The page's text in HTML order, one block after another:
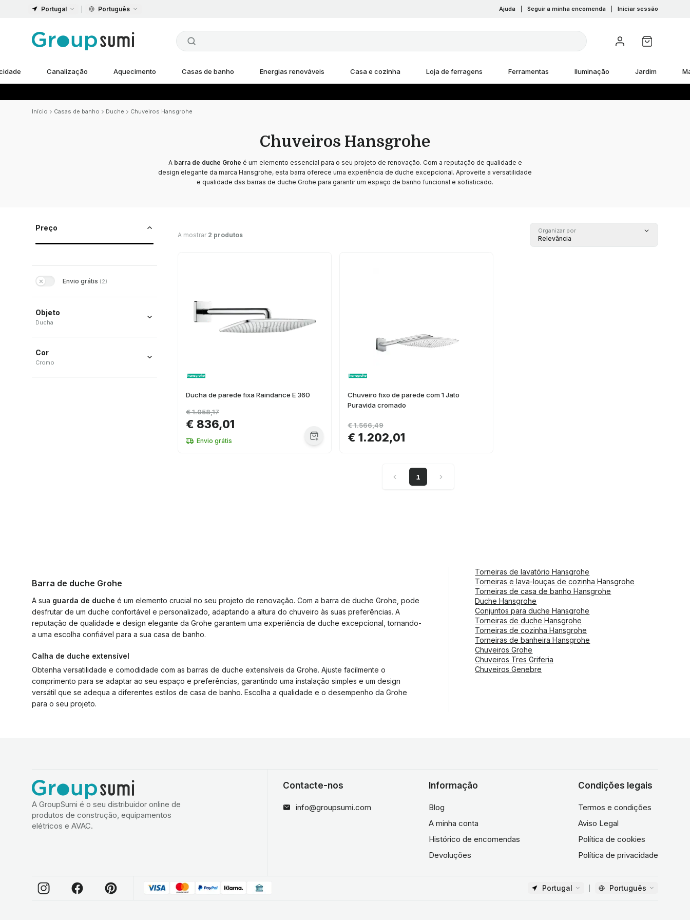
Portugal Português Ajuda Seguir a minha encomenda Iniciar sessão
Canalização Aquecimento Casas de banho Energias renováveis Casa e cozinha Loja de ferragens Ferramentas Iluminação Jardim
Início Casas de banho Duche Chuveiros Hansgrohe
Chuveiros Hansgrohe
A barra de duche Grohe é um elemento essencial para o seu projeto de renovação. Com a reputação de qualidade e
design elegante da marca Hansgrohe, esta barra oferece uma experiência de duche excepcional. Aproveite a versatilidade
e qualidade das barras de duche Grohe para garantir um espaço de banho funcional e sofisticado.
Preço
Envio grátis (2)
Objeto
Ducha
Cor
Cromo
A mostrar 2 produtos
Organizar por
Relevância
Ducha de parede fixa Raindance E 360
€ 836,01
€ 1.058,17
Envio grátis
Chuveiro fixo de parede com 1 Jato
Puravida cromado
€ 1.202,01
€ 1.566,49
1
Barra de duche Grohe
A sua guarda de duche é um elemento crucial no seu projeto de renovação. Com a barra de duche Grohe, pode
desfrutar de um duche confortável e personalizado, adaptando a altura do chuveiro às suas preferências. A
reputação de qualidade e design elegante da Grohe garantem uma experiência de duche excepcional, tornando-
a uma escolha confiável para a sua casa de banho.
Calha de duche extensível
Obtenha versatilidade e comodidade com as barras de duche extensíveis da Grohe. Ajuste facilmente o
comprimento para se adaptar ao seu espaço e preferências, garantindo uma instalação simples e um design
versátil que se adequa a diferentes estilos de casa de banho. Escolha a qualidade e o desempenho da Grohe
para o seu projeto.
Torneiras de lavatório Hansgrohe
Torneiras e lava-louças de cozinha Hansgrohe
Torneiras de casa de banho Hansgrohe
Duche Hansgrohe
Conjuntos para duche Hansgrohe
Torneiras de duche Hansgrohe
Torneiras de cozinha Hansgrohe
Torneiras de banheira Hansgrohe
Chuveiros Grohe
Chuveiros Tres Griferia
Chuveiros Genebre
A GroupSumi é o seu distribuidor online de
produtos de construção, equipamentos
elétricos e AVAC.
Contacte-nos
info@groupsumi.com
Informação
Blog
A minha conta
Histórico de encomendas
Devoluções
Condições legais
Termos e condições
Aviso Legal
Política de cookies
Política de privacidade
Portugal Português